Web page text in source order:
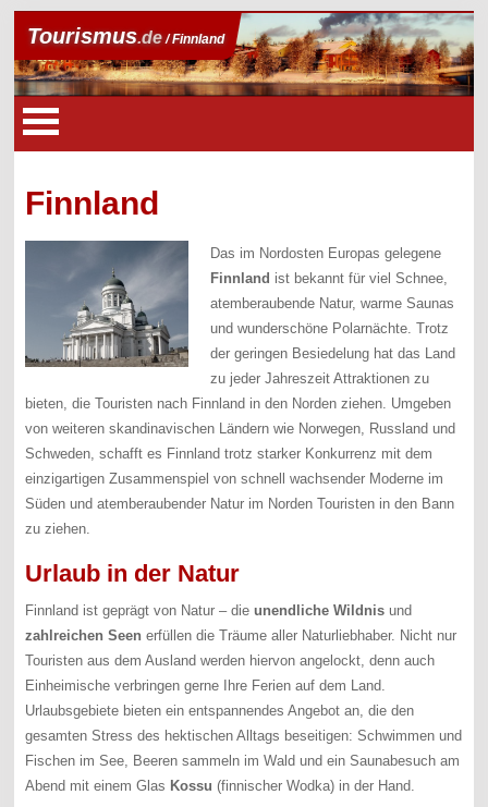
Tourismus.de/ Finnland
Finnland
Das im Nordosten Europas gelegene
Finnland ist bekannt für viel Schnee,
atemberaubende Natur, warme Saunas
und wunderschöne Polarnächte. Trotz
der geringen Besiedelung hat das Land
zu jeder Jahreszeit Attraktionen zu
bieten, die Touristen nach Finnland in den Norden ziehen. Umgeben
von weiteren skandinavischen Ländern wie Norwegen, Russland und
Schweden, schafft es Finnland trotz starker Konkurrenz mit dem
einzigartigen Zusammenspiel von schnell wachsender Moderne im
Süden und atemberaubender Natur im Norden Touristen in den Bann
zu ziehen.
Urlaub in der Natur
Finnland ist geprägt von Natur – dieunendliche Wildnis und
zahlreichen Seen erfüllen die Träume aller Naturliebhaber. Nicht nur
Touristen aus dem Ausland werden hiervon angelockt, denn auch
Einheimische verbringen gerne Ihre Ferien auf dem Land.
Urlaubsgebiete bieten ein entspannendes Angebot an, die den
gesamten Stress des hektischen Alltags beseitigen: Schwimmen und
Fischen im See, Beeren sammeln im Wald und ein Saunabesuch am
Abend mit einem Glas Kossu (finnischer Wodka) in der Hand.